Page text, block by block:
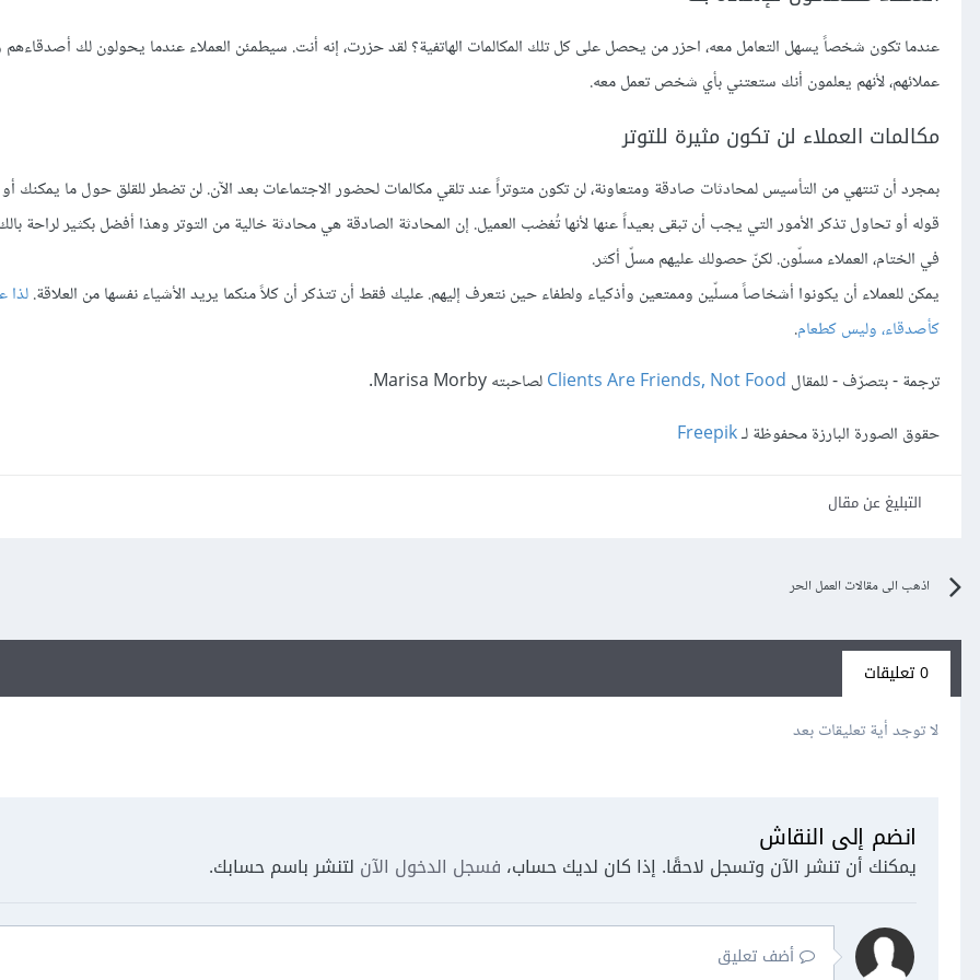
عندما تكون شخصاً يسهل التعامل معه، احزر من يحصل على كل تلك المكالمات الهاتفية؟ لقد حزرت، إنه أنت. سيطمئن العملاء عندما يحولون لك
عملائهم، لأنهم يعلمون أنك ستعتني بأي شخص تعمل معه.
مكالمات العملاء لن تكون مثيرة للتوتر
بمجرد أن تنتهي من التأسيس لمحادثات صادقة ومتعاونة، لن تكون متوتراً عند تلقي مكالمات لحضور الاجتماعات بعد الآن. لن تضطر للقلق حول ما يمكنك
قوله أو تحاول تذكر الأمور التي يجب أن تبقى بعيداً عنها لأنها تُغضب العميل. إن المحادثة الصادقة هي محادثة خالية من التوتر وهذا أفضل بكثير لراحة
في الختام، العملاء مسلّون. لكنّ حصولك عليهم مسلّ أكثر.
يمكن للعملاء أن يكونوا أشخاصاً مسلّين وممتعين وأذكياء ولطفاء حين نتعرف إليهم. عليك فقط أن تتذكر أن كلاً منكما يريد الأشياء نفسها من العلاقة.لذا
كأصدقاء، وليس كطعام.
ترجمة - بتصرّف - للمقال Clients Are Friends, Not Foodلصاحبته Marisa Morby.
حقوق الصورة البارزة محفوظة لـFreepik
التبليغ عن مقال
اذهب الى مقالات العمل الحر
0 تعليقات
لا توجد أية تعليقات بعد
انضم إلى النقاش
يمكنك أن تنشر الآن وتسجل لاحقًا. إذا كان لديك حساب، فسجل الدخول الآن لتنشر باسم حسابك.
أضف تعليق